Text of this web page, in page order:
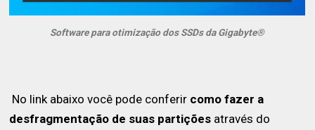
Software para otimização dos SSDs da Gigabyte®
No link abaixo você pode conferir como fazer a
desfragmentação de suas partições através do